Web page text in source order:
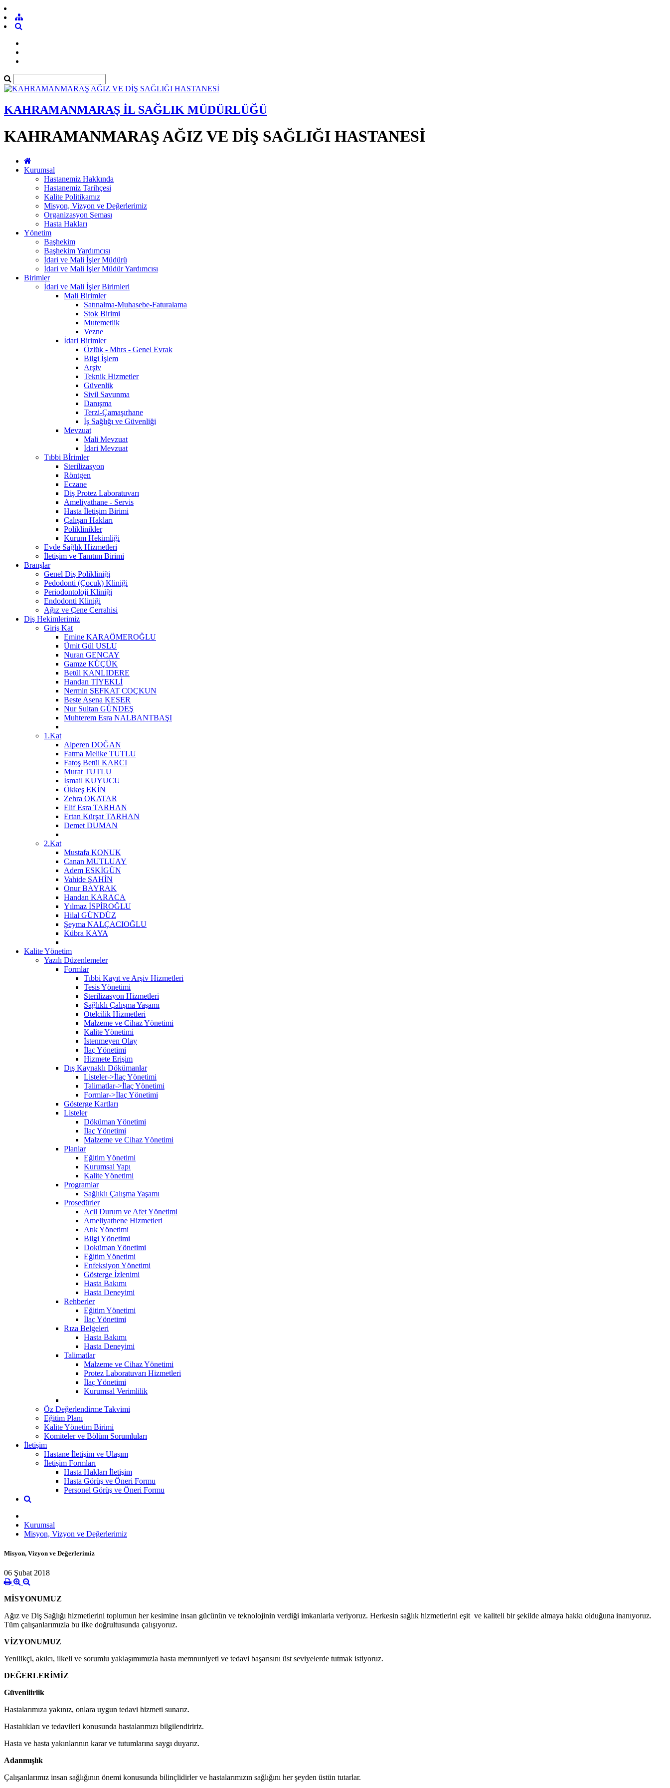
KAHRAMANMARAŞ İL SAĞLIK MÜDÜRLÜĞÜ
KAHRAMANMARAŞ AĞIZ VE DİŞ SAĞLIĞI HASTANESİ
Kurumsal
Hastanemiz Hakkında
Hastanemiz Tarihçesi
Kalite Politikamız
Misyon, Vizyon ve Değerlerimiz
Organizasyon Şeması
Hasta Hakları
Yönetim
Başhekim
Başhekim Yardımcısı
İdari ve Mali İşler Müdürü
İdari ve Mali İşler Müdür Yardımcısı
Birimler
İdari ve Mali İşler Birimleri
Mali Birimler
Satınalma-Muhasebe-Faturalama
Stok Birimi
Mutemetlik
Vezne
İdari Birimler
Özlük - Mhrs - Genel Evrak
Bilgi İşlem
Arşiv
Teknik Hizmetler
Güvenlik
Sivil Savunma
Danışma
Terzi-Çamaşırhane
İş Sağlığı ve Güvenliği
Mevzuat
Mali Mevzuat
İdari Mevzuat
Tıbbi Bİrimler
Sterilizasyon
Röntgen
Eczane
Diş Protez Laboratuvarı
Ameliyathane - Servis
Hasta İletişim Birimi
Çalışan Hakları
Poliklinikler
Kurum Hekimliği
Evde Sağlık Hizmetleri
İletişim ve Tanıtım Birimi
Branşlar
Genel Diş Polikliniği
Pedodonti (Çocuk) Kliniği
Periodontoloji Kliniği
Endodonti Kliniği
Ağız ve Çene Cerrahisi
Diş Hekimlerimiz
Giriş Kat
Emine KARAÖMEROĞLU
Ümit Gül USLU
Nuran GENCAY
Gamze KÜÇÜK
Betül KANLIDERE
Handan TİYEKLİ
Nermin ŞEFKAT COÇKUN
Beste Asena KESER
Nur Sultan GÜNDEŞ
Muhterem Esra NALBANTBAŞI
1.Kat
Alperen DOĞAN
Fatma Melike TUTLU
Fatoş Betül KARCI
Murat TUTLU
İsmail KUYUCU
Ökkeş EKİN
Zehra OKATAR
Elif Esra TARHAN
Ertan Kürşat TARHAN
Demet DUMAN
2.Kat
Mustafa KONUK
Canan MUTLUAY
Adem ESKİGÜN
Vahide ŞAHİN
Onur BAYRAK
Handan KARACA
Yılmaz İSPİROĞLU
Hilal GÜNDÜZ
Şeyma NALÇACIOĞLU
Kübra KAYA
Kalite Yönetim
Yazılı Düzenlemeler
Formlar
Tıbbi Kayıt ve Arşiv Hizmetleri
Tesis Yönetimi
Sterilizasyon Hizmetleri
Sağlıklı Çalışma Yaşamı
Otelcilik Hizmetleri
Malzeme ve Cihaz Yönetimi
Kalite Yönetimi
İstenmeyen Olay
İlaç Yönetimi
Hizmete Erişim
Dış Kaynaklı Dökümanlar
Listeler->İlaç Yönetimi
Talimatlar->İlaç Yönetimi
Formlar->İlaç Yönetimi
Gösterge Kartları
Listeler
Döküman Yönetimi
İlaç Yönetimi
Malzeme ve Cihaz Yönetimi
Planlar
Eğitim Yönetimi
Kurumsal Yapı
Kalite Yönetimi
Programlar
Sağlıklı Çalışma Yaşamı
Prosedürler
Acil Durum ve Afet Yönetimi
Ameliyathene Hizmetleri
Atık Yönetimi
Bilgi Yönetimi
Doküman Yönetimi
Eğitim Yönetimi
Enfeksiyon Yönetimi
Gösterge İzlenimi
Hasta Bakımı
Hasta Deneyimi
Rehberler
Eğitim Yönetimi
İlaç Yönetimi
Rıza Belgeleri
Hasta Bakımı
Hasta Deneyimi
Talimatlar
Malzeme ve Cihaz Yönetimi
Protez Laboratuvarı Hizmetleri
İlaç Yönetimi
Kurumsal Verimlilik
Öz Değerlendirme Takvimi
Eğitim Planı
Kalite Yönetim Birimi
Komiteler ve Bölüm Sorumluları
İletişim
Hastane İletişim ve Ulaşım
İletişim Formları
Hasta Hakları İletişim
Hasta Görüş ve Öneri Formu
Personel Görüş ve Öneri Formu
Kurumsal
Misyon, Vizyon ve Değerlerimiz
Misyon, Vizyon ve Değerlerimiz
06 Şubat 2018
MİSYONUMUZ
Ağız ve Diş Sağlığı hizmetlerini toplumun her kesimine insan gücünün ve teknolojinin verdiği imkanlarla veriyoruz. Herkesin sağlık hizmetlerini eşit ve kaliteli bir şekilde almaya hakkı olduğuna inanıyoruz.
Tüm çalışanlarımızla bu ilke doğrultusunda çalışıyoruz.
VİZYONUMUZ
Yenilikçi, akılcı, ilkeli ve sorumlu yaklaşımımızla hasta memnuniyeti ve tedavi başarısını üst seviyelerde tutmak istiyoruz.
DEĞERLERİMİZ
Güvenilirlik
Hastalarımıza yakınız, onlara uygun tedavi hizmeti sunarız.
Hastalıkları ve tedavileri konusunda hastalarımızı bilgilendiririz.
Hasta ve hasta yakınlarının karar ve tutumlarına saygı duyarız.
Adanmışlık
Çalışanlarımız insan sağlığının önemi konusunda bilinçlidirler ve hastalarımızın sağlığını her şeyden üstün tutarlar.